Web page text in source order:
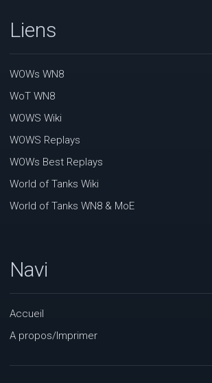
Liens
WOWs WN8
WoT WN8
WOWS Wiki
WOWS Replays
WOWs Best Replays
World of Tanks Wiki
World of Tanks WN8 & MoE
Navi
Accueil
A propos/Imprimer